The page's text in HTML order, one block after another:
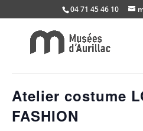
04 71 45 46 10
« Tous les Évènements
Atelier costume
FASHION